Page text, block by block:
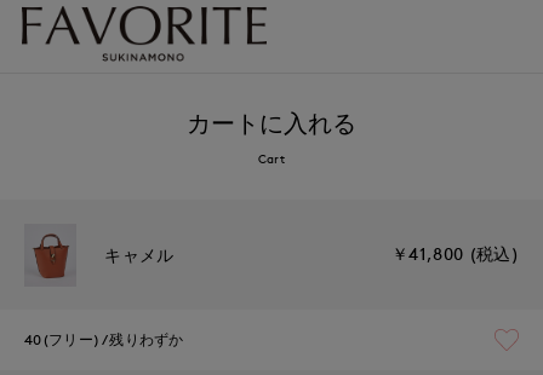
カートに入れる
Cart
キャメル ￥41,800 (税込)
40(フリー) 残りわずか